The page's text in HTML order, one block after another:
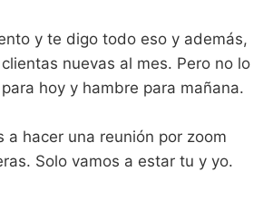
y te digo todo eso y además,
nuevas al mes. Pero no lo
hoy y hambre para mañana.
a hacer una reunión por zoom
Solo vamos a estar tu y yo.